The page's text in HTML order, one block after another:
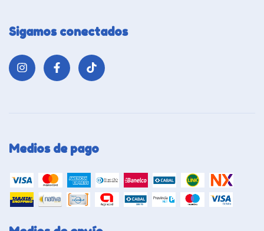
Sigamos conectados
Medios de pago